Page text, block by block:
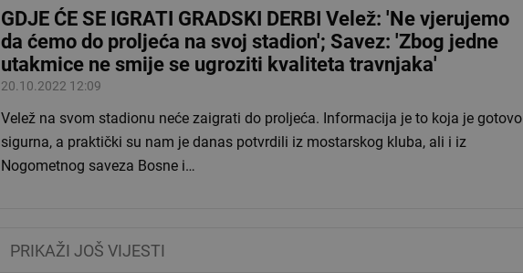
GDJE ĆE SE IGRATI GRADSKI DERBI Velež: 'Ne vjerujemo
da ćemo do proljeća na svoj stadion'; Savez: 'Zbog jedne
utakmice ne smije se ugroziti kvaliteta travnjaka'
20.10.2022 12:09
Velež na svom stadionu neće zaigrati do proljeća. Informacija je to koja je gotovo
sigurna, a praktički su nam je danas potvrdili iz mostarskog kluba, ali i iz
Nogometnog saveza Bosne i…
PRIKAŽI JOŠ VIJESTI